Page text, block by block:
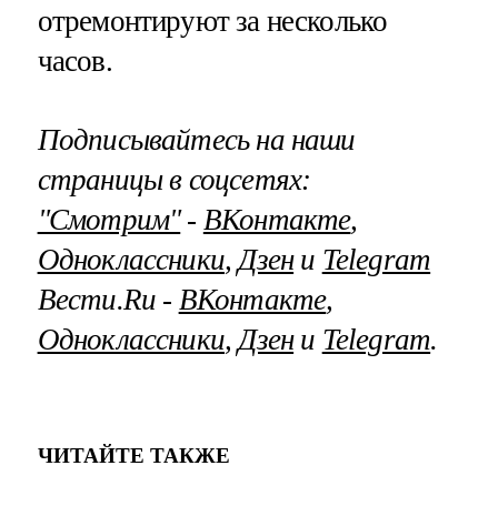
отремонтируют за несколько
часов.
Подписывайтесь на наши
страницы в соцсетях:
"Смотрим"‐ ВКонтакте,
Одноклассники,Дзени Telegram
Вести.Ru ‐ ВКонтакте,
Одноклассники,Дзени Telegram.
ЧИТАЙТЕ ТАКЖЕ